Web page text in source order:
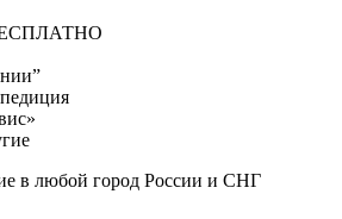
в любой город России и СНГ